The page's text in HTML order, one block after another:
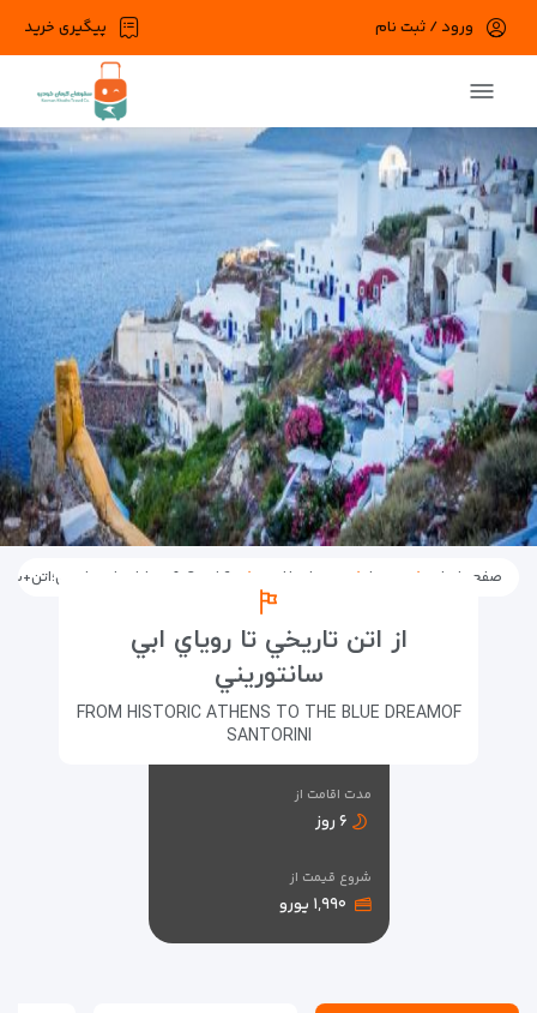
پیگیری خرید ورود / ثبت نام
صفحه اصلی تورها تورهای خارجی 6شب،2مقصدفراموش نشدنی؛اتن+سانتورینی
از اتن تاريخي تا روياي ابي
سانتوريني
FROM HISTORIC ATHENS TO THE BLUE DREAMOF
SANTORINI
مدت اقامت از
۶ روز
شروع قیمت از
۱,۹۹۰ یورو